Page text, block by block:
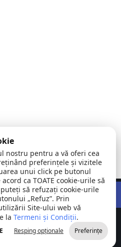
Comuna
Stejaru |
județul Tulcea
©
2026
Toate
drepturile
rezervate
Relații Publice SRL
nostru pentru a vă oferi cea
preferințele și vizitele
unui click pe butonul
ca TOATE cookie-urile să
să refuzați cookie-urile
„Refuz”. Prin
Site-ului web vă
la Termeni și Condiții.
Resping opționale Preferințe